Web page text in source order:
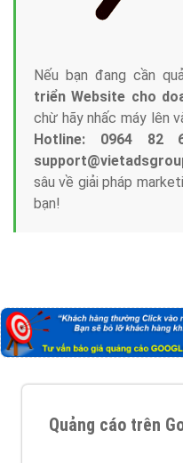
Nếu bạn đang cần
triển Website cho
chừ hãy nhấc máy lên
Hotline: 0964 82
sâu về giải pháp
bạn!
Quảng cáo trên